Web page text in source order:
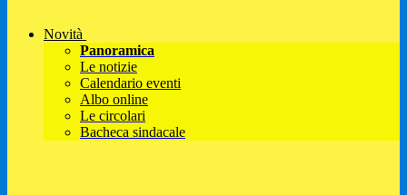
Novità
Panoramica
Le notizie
Calendario eventi
Albo online
Le circolari
Bacheca sindacale